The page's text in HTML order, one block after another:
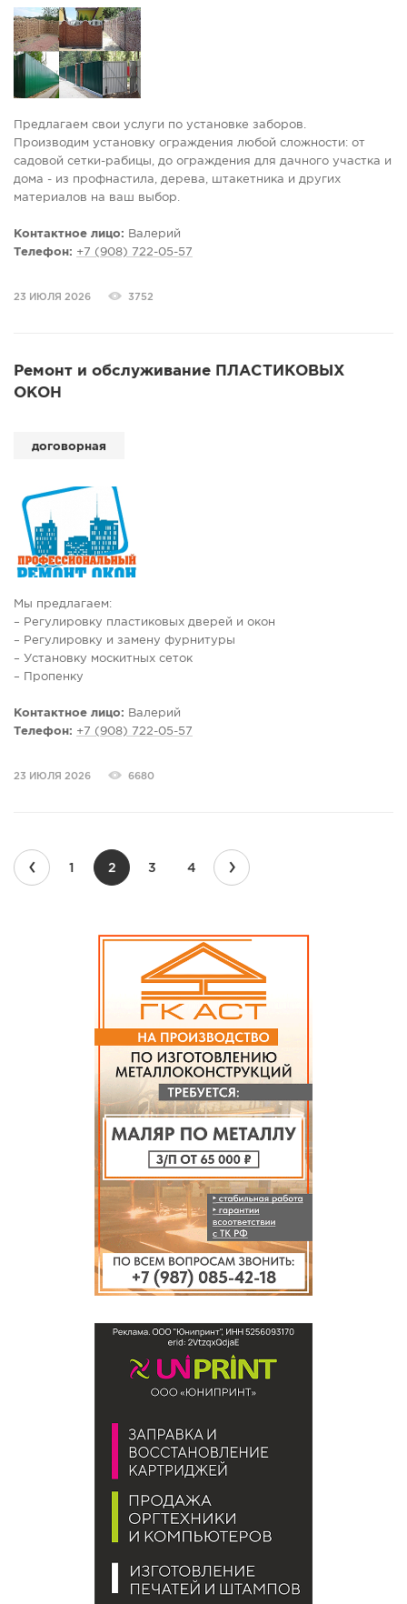
Предлагаем свои услуги по установке заборов.
Производим установку ограждения любой сложности: от
садовой сетки-рабицы, до ограждения для дачного участка и
дома - из профнастила, дерева, штакетника и других
материалов на ваш выбор.
типов, осуществляем монтаж навесов.
Контактное лицо: Валерий
Телефон: +7 (908) 722-05-57
23 ИЮЛЯ 2026 3752
Ремонт и обслуживание ПЛАСТИКОВЫХ
ОКОН
договорная
Мы предлагаем:
– Регулировку пластиковых дверей и окон
– Регулировку и замену фурнитуры
– Установку москитных сеток
– Пропенку
– Монтаж подоконника
– Монтаж отлива
Контактное лицо: Валерий
Телефон: +7 (908) 722-05-57
23 ИЮЛЯ 2026 6680
‹ 2 3 4 ›